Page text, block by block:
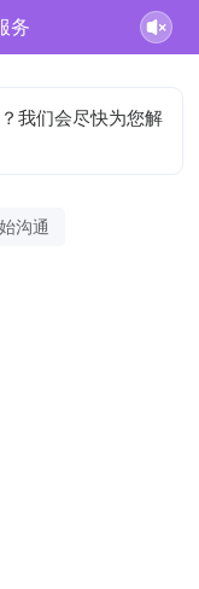
务
我们会尽快为您解
沟通